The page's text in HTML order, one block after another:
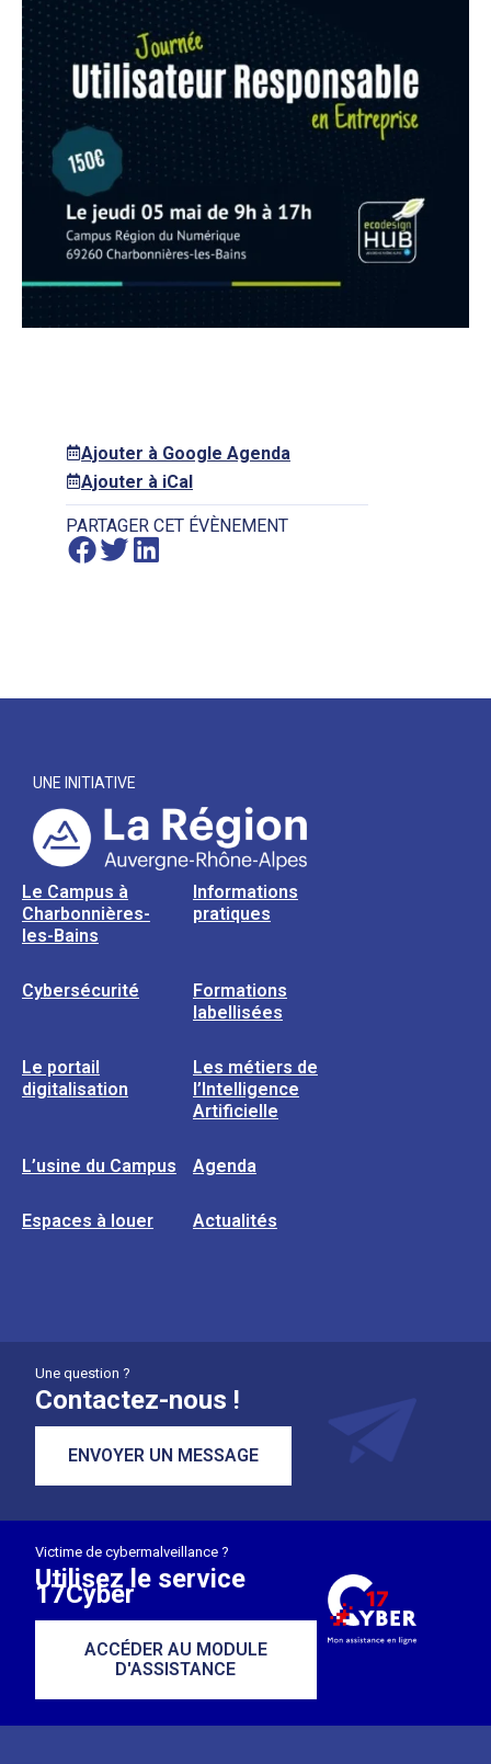
Ajouter à Google Agenda
Ajouter à iCal
PARTAGER CET ÉVÈNEMENT
UNE INITIATIVE
Le Campus à
Charbonnières-
les-Bains
Informations
pratiques
Cybersécurité
Formations
labellisées
Le portail
digitalisation
Les métiers de
l’Intelligence
Artificielle
L’usine du Campus Agenda
Espaces à louer Actualités
Une question ?
Contactez-nous !
ENVOYER UN MESSAGE
Victime de cybermalveillance ?
Utilisez le service
17Cyber
ACCÉDER AU MODULE
D'ASSISTANCE